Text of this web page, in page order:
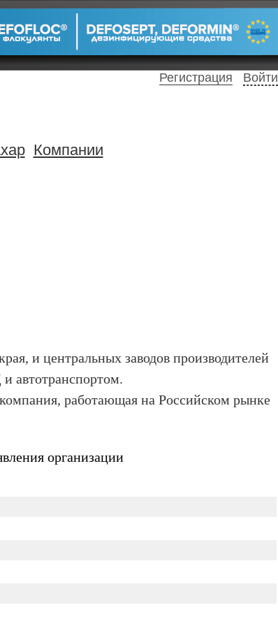
Войти
Регистрация
Компании
и центральных заводов производителей
автотранспортом.
работающая на Российском рынке
организации